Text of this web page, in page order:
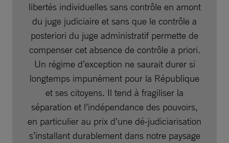
libertés individuelles sans contrôle en amont
du juge judiciaire et sans que le contrôle a
posteriori du juge administratif permette de
compenser cet absence de contrôle a priori.
Un régime d’exception ne saurait durer si
longtemps impunément pour la République
et ses citoyens. Il tend à fragiliser la
séparation et l’indépendance des pouvoirs,
en particulier au prix d’une dé-judiciarisation
s’installant durablement dans notre paysage